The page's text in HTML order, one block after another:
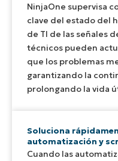
NinjaOne supervisa
clave del estado del
de TI de las señales
técnicos pueden
que los problemas
garantizando la
prolongando la vida
Soluciona
automatización y
Cuando las